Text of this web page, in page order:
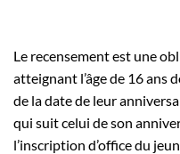
Le recensement est une
atteignant l’âge de 16 ans
de la date de leur
qui suit celui de son
l’inscription d’office du